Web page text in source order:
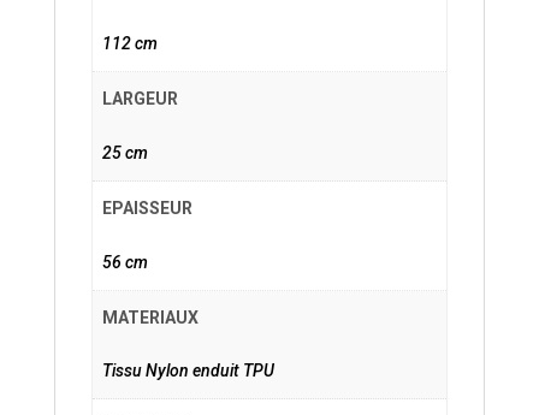
112 cm
LARGEUR
25 cm
EPAISSEUR
56 cm
MATERIAUX
Tissu Nylon enduit TPU